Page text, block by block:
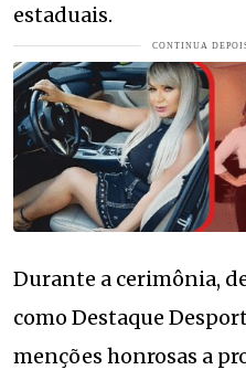
estaduais.
Durante a cerimônia,
como Destaque
menções honrosas a